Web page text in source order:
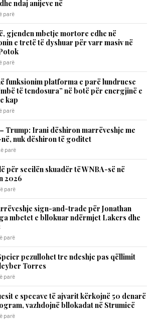
ndaj anijeve në
parë
gjenden mbetje mortore edhe në
e tretë të dyshuar për varr masiv në
parë
funksionim platforma e parë lundruese
të tendosura” në botë për energjinë e
kap
parë
Trump: Irani dëshiron marrëveshje me
nuk dëshiron të goditet
parë
për secilën skuadër të WNBA-së në
2026
parë
sign-and-trade për Jonathan
mbetet e bllokuar ndërmjet Lakers dhe
parë
pezullohet tre ndeshje pas qëllimit
Torres
parë
e specave të ajvarit kërkojnë 50 denarë
vazhdojnë bllokadat në Strumicë
parë